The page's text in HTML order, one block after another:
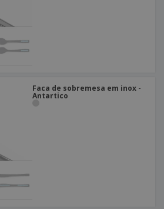
Faca de sobremesa em inox -
Antartico